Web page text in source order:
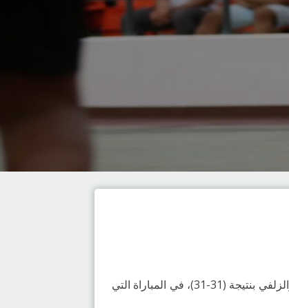
اختتمت اليوم الجمعة 02 ديسمبر 2022م مباريات الدور الأول من بطولة الدوري الممتاز لكرة اليد، بتعادل فريقا القارة والزلفي بنتيجة (31-31)، في المباراة التي